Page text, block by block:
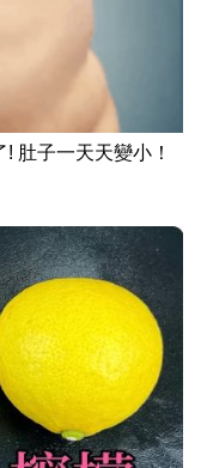
肚子一天天變小！